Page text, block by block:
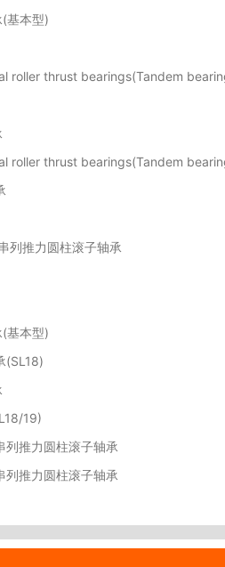
基本型)
roller thrust bearings(Tandem
roller thrust bearings(Tandem
列推力圆柱滚子轴承
基本型)
(SL18)
19)
列推力圆柱滚子轴承
列推力圆柱滚子轴承